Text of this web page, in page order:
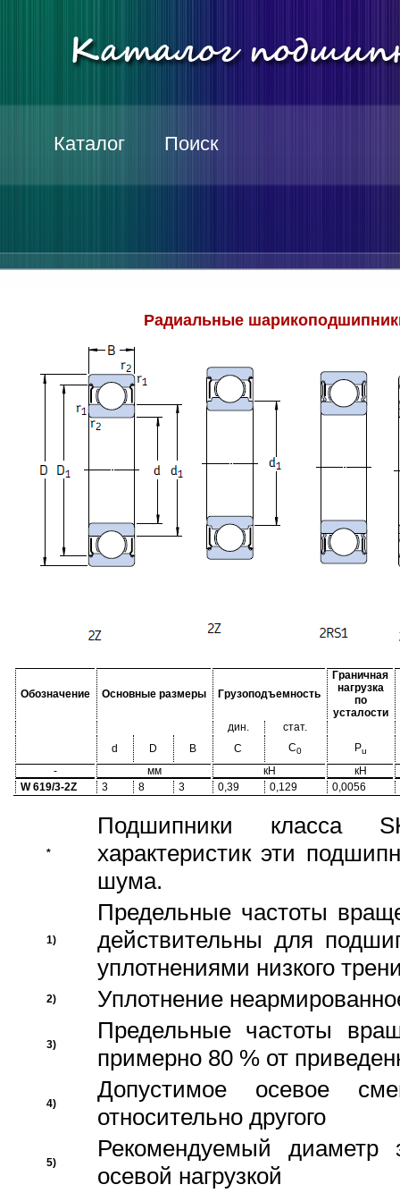
Каталог Поиск
Радиальные
Обозначение Основные размеры Грузоподъемность
Граничная
нагрузка
по
усталости
дин.
стат.
d
D B C C0 Pu
- мм кН
кН
W 619/3-2Z
3 8 3 0,39 0,129 0,0056
*
Подшипники класса
характеристик эти
шума.
1)
Предельные частоты
действительны для
уплотнениями низкого
2) Уплотнение
3)
Предельные частоты
примерно 80 % от
4)
Допустимое осевое
относительно другого
5)
Рекомендуемый диаметр
осевой нагрузкой